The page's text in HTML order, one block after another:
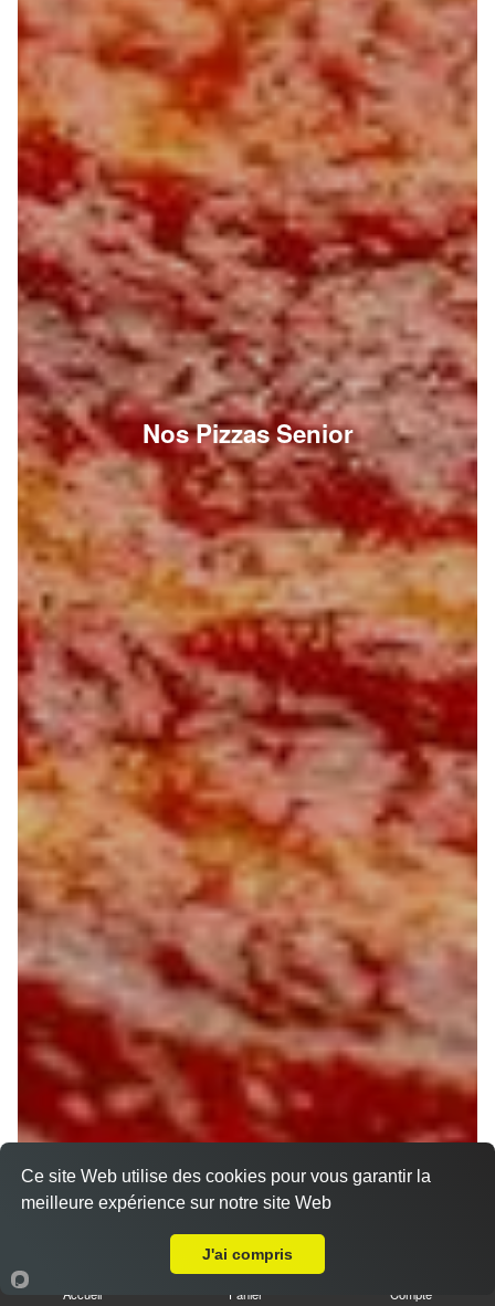
Nos Pizzas Senior
Accueil Panier Compte
Ce site Web utilise des cookies pour vous garantir la
meilleure expérience sur notre site Web
J'ai compris